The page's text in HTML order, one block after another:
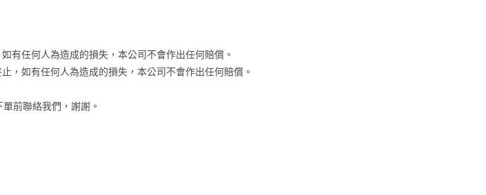
有任何人為造成的損失，本公司不會作出任何賠償。
，如有任何人為造成的損失，本公司不會作出任何賠償。
前聯絡我們，謝謝。